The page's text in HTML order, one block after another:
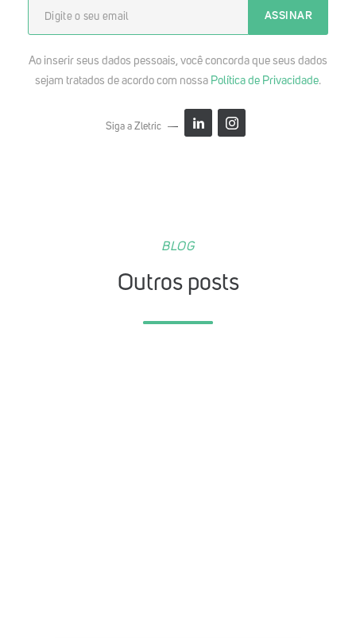
Ao inserir seus dados pessoais, você concorda que seus dados
sejam tratados de acordo com nossa Política de Privacidade.
Siga a Zletric
BLOG
Outros posts